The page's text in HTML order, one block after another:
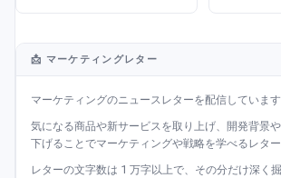
📩 マーケティングレター
マーケティングのニュースレターを配信しています
気になる商品や新サービスを取り上げ、開発背景
下げることでマーケティングや戦略を学べるレター
レターの文字数は 1 万字以上で、その分だけ深く